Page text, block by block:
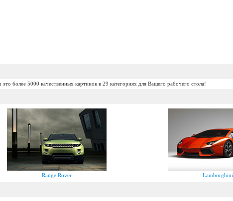
более 5000 качественных картинок в 29 категориях для Вашего рабочего стола!
Range Rover Lamborghini